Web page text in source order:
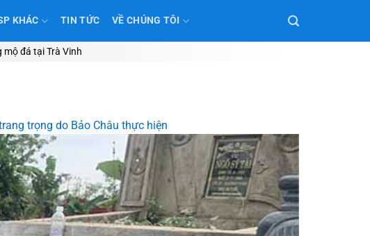
KHÁC TIN TỨC VỀ CHÚNG TÔI
mộ đá tại Trà Vinh
trọng do Bảo Châu thực hiện